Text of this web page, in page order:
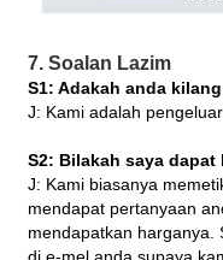
7. Soalan Lazim
S1: Adakah anda
J: Kami adalah
S2: Bilakah saya dapat
J: Kami biasanya
mendapat pertanyaan
mendapatkan harganya.